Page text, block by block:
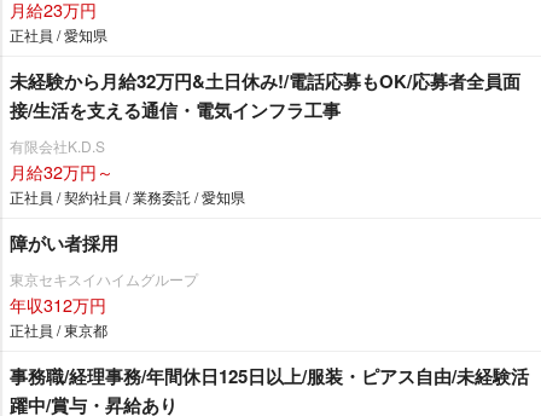
月給23万円
正社員 / 愛知県
未経験から月給32万円&土日休み!/電話応募もOK/応募者全員面
接/生活を支える通信・電気インフラ工事
有限会社K.D.S
月給32万円～
正社員 / 契約社員 / 業務委託 / 愛知県
障がい者採用
東京セキスイハイムグループ
年収312万円
正社員 / 東京都
事務職/経理事務/年間休日125日以上/服装・ピアス自由/未経験活
躍中/賞与・昇給あり